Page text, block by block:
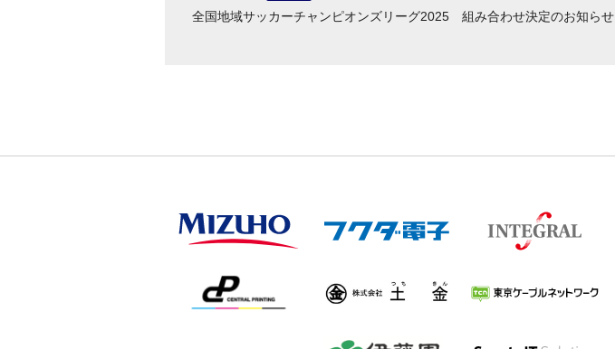
全国地域サッカーチャンピオンズリーグ2025 組み合わせ決定のお知らせ